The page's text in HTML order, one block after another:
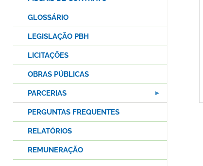
GLOSSÁRIO
LEGISLAÇÃO PBH
LICITAÇÕES
OBRAS PÚBLICAS
PARCERIAS
PERGUNTAS FREQUENTES
RELATÓRIOS
REMUNERAÇÃO